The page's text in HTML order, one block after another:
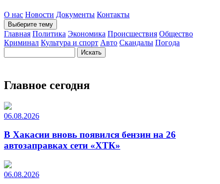
О нас Новости Документы Контакты
Выберите тему
Главная Политика Экономика Происшествия Общество
Криминал Культура и спорт Авто Скандалы Погода
Главное сегодня
06.08.2026
В Хакасии вновь появился бензин на 26
автозаправках сети «ХТК»
06.08.2026